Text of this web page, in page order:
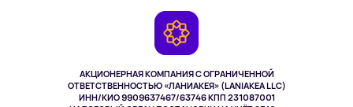
АКЦИОНЕРНАЯ КОМПАНИЯ С ОГРАНИЧЕННОЙ
ОТВЕТСТВЕННОСТЬЮ «ЛАНИАКЕЯ» (LANIAKEA LLC)
ИНН/КИО 9909637467/63746 КПП 231087001